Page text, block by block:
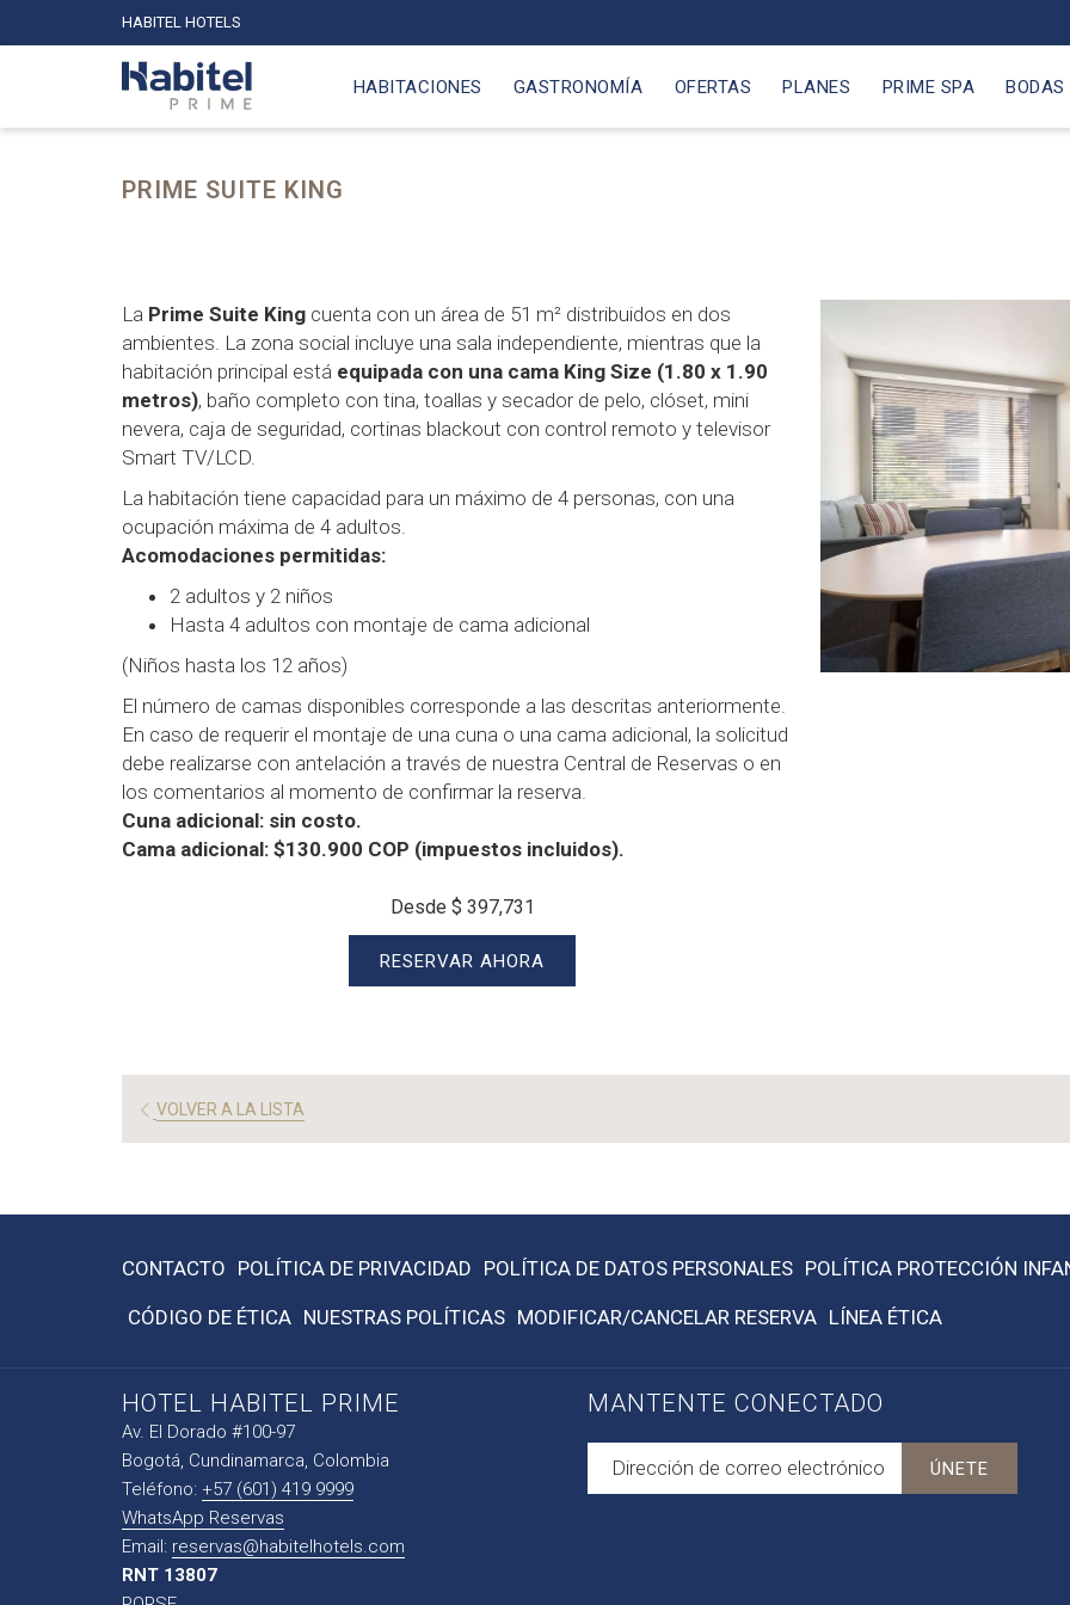
HABITEL HOTELS
HABITACIONES GASTRONOMÍA OFERTAS PLANES PRIME SPA BODAS
PRIME SUITE KING
La Prime Suite King cuenta con un área de 51 m² distribuidos en dos
ambientes. La zona social incluye una sala independiente, mientras que la
habitación principal está equipada con una cama King Size (1.80 x 1.90
metros), baño completo con tina, toallas y secador de pelo, clóset, mini
nevera, caja de seguridad, cortinas blackout con control remoto y televisor
Smart TV/LCD.
La habitación tiene capacidad para un máximo de 4 personas, con una
ocupación máxima de 4 adultos.
Acomodaciones permitidas:
2 adultos y 2 niños
Hasta 4 adultos con montaje de cama adicional
(Niños hasta los 12 años)
El número de camas disponibles corresponde a las descritas anteriormente.
En caso de requerir el montaje de una cuna o una cama adicional, la solicitud
debe realizarse con antelación a través de nuestra Central de Reservas o en
los comentarios al momento de confirmar la reserva.
Cuna adicional: sin costo.
Cama adicional: $130.900 COP (impuestos incluidos).
Desde $ 397,731
RESERVAR AHORA
VOLVER A LA LISTA
CONTACTO POLÍTICA DE PRIVACIDAD POLÍTICA DE DATOS PERSONALES POLÍTICA PROTECCIÓN
CÓDIGO DE ÉTICA NUESTRAS POLÍTICAS MODIFICAR/CANCELAR RESERVA LÍNEA ÉTICA
HOTEL HABITEL PRIME
Av. El Dorado #100-97
Bogotá, Cundinamarca, Colombia
Teléfono: +57 (601) 419 9999
WhatsApp Reservas
Email: reservas@habitelhotels.com
RNT 13807
MANTENTE CONECTADO
ÚNETE